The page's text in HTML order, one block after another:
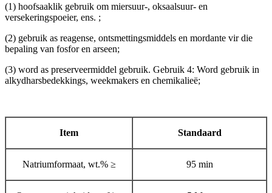
(1) hoofsaaklik gebruik om miersuur-, oksaalsuur- en
versekeringspoeier, ens. ;
(2) gebruik as reagense, ontsmettingsmiddels en mordante vir die
bepaling van fosfor en arseen;
(3) word as preserveermiddel gebruik. Gebruik 4: Word gebruik in
alkydharsbedekkings, weekmakers en chemikalieë;
Item Standaard
Natriumformaat, wt.% ≥ 95 min